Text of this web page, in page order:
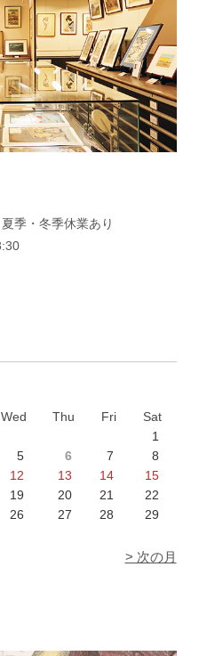
季・冬季休業あり
Wed Thu Fri
Sat
1
5 6 7
8
12 13 14
15
19 20 21
22
26 27 28
29
> 次の月